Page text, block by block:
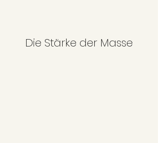
Die Stärke der Masse